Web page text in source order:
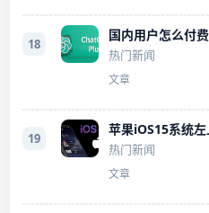
18
热门新闻
文章
19
热门新闻
文章